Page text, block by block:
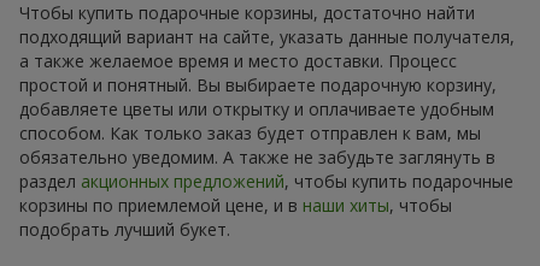
Чтобы купить подарочные корзины, достаточно найти
подходящий вариант на сайте, указать данные получателя,
а также желаемое время и место доставки. Процесс
простой и понятный. Вы выбираете подарочную корзину,
добавляете цветы или открытку и оплачиваете удобным
способом. Как только заказ будет отправлен к вам, мы
обязательно уведомим. А также не забудьте заглянуть в
раздел акционных предложений, чтобы купить подарочные
корзины по приемлемой цене, и в наши хиты, чтобы
подобрать лучший букет.